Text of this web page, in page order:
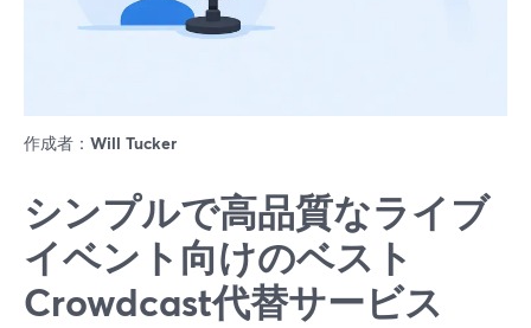
作成者： Will Tucker
シンプルで高品質なライブ
イベント向けのベスト
Crowdcast代替サービス